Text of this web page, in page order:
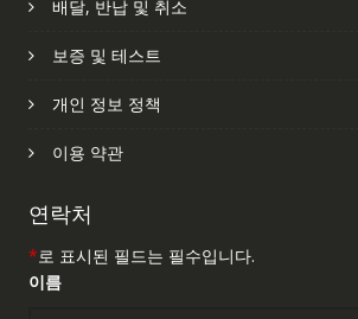
배달, 반납 및 취소
보증 및 테스트
개인 정보 정책
이용 약관
연락처
*로 표시된 필드는 필수입니다.
이름